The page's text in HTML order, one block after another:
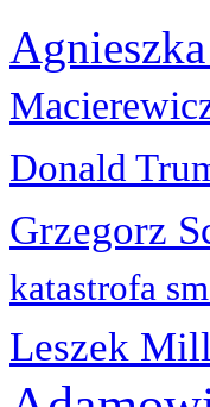
Donald
Grzegorz
katastrofa
Leszek